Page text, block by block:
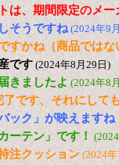
は、期間限定のメ
そうですね(2024年9
すかね（商品ではな
です (2024年8月29日)
きましたよ (2024年8
了です、それにして
ック」が映えますね
ーテン」です！
注クッション (2024